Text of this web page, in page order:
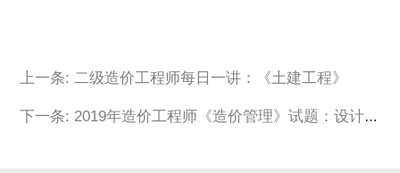
上一条: 二级造价工程师每日一讲：《土建工程》
下一条: 2019年造价工程师《造价管理》试题：设计阶段造价管理